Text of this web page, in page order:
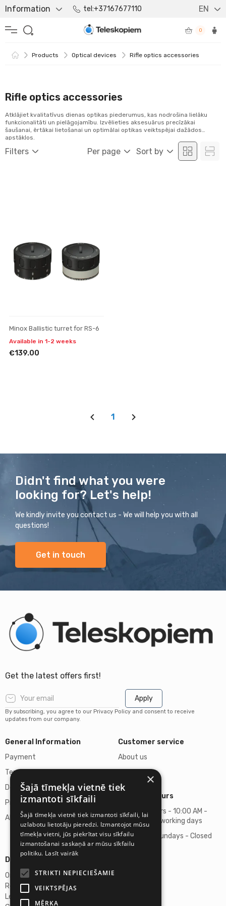
Information tel:+37167677110 EN
0
Products Optical devices Rifle optics accessories
Rifle optics accessories
Filters Per page Sort by
Atklājiet kvalitatīvus dienas optikas piederumus, kas nodrošina lielāku
funkcionalitāti un pielāgojamību. Izvēlieties aksesuārus precīzākai
šaušanai, ērtākai lietošanai un optimālai optikas veiktspējai dažādos
apstākļos.
Minox Ballistic turret for RS-6
Available in 1-2 weeks
€139.00
1
Didn't find what you were
looking for? Let's help!
We kindly invite you contact us - We will help you with all
questions!
Get in touch
Get the latest offers first!
Apply
By subscribing, you agree to our Privacy Policy and consent to receive
updates from our company.
General Information
Payment
Terms of purchase
Delivery of goods
Privacy policy
About us
Customer service
About us
Business hours
Business hours - 10:00 AM -
06:00 PM on working days
Saturdays, Sundays - Closed
Details
Omicron SIA
Reg. No. 40103272028
Legal Address
×
Šajā tīmekļa vietnē tiek
izmantoti sīkfaili
Šajā tīmekļa vietnē tiek izmantoti sīkfaili, lai
uzlabotu lietotāju pieredzi. Izmantojot mūsu
tīmekļa vietni, jūs piekrītat visu sīkfailu
izmantošanai saskaņā ar mūsu sīkfailu
politiku. Lasīt vairāk
STRIKTI NEPIECIEŠAMIE
VEIKTSPĒJAS
MĒRĶA